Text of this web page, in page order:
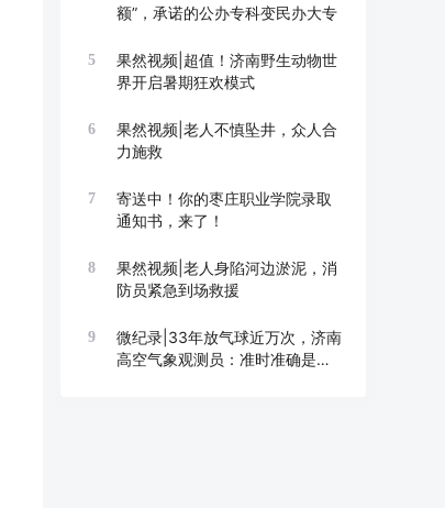
额”，承诺的公办专科变民办大专
5
果然视频|超值！济南野生动物世
界开启暑期狂欢模式
6
果然视频|老人不慎坠井，众人合
力施救
7
寄送中！你的枣庄职业学院录取
通知书，来了！
8
果然视频|老人身陷河边淤泥，消
防员紧急到场救援
9
微纪录|33年放气球近万次，济南
高空气象观测员：准时准确是底